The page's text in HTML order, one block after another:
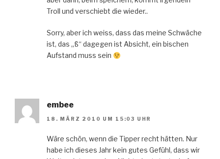
Troll und verschiebt die wieder..
Sorry, aber ich weiss, dass das meine Schwäche
ist, das „ß“ dagegen ist Absicht, ein bischen
Aufstand muss sein
embee
18. MÄRZ 2010 UM 15:03 UHR
Wäre schön, wenn die Tipper recht hätten. Nur
habe ich dieses Jahr kein gutes Gefühl, dass wir